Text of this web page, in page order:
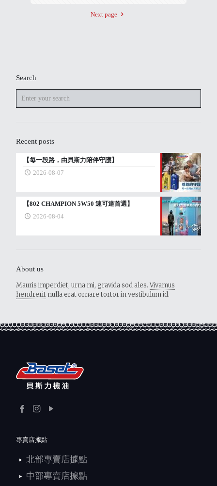
Next page
Search
Recent posts
【每一段路，由貝斯力陪伴守護】
2026-08-07
【802 CHAMPION 5W50 速可達首選】
2026-08-04
About us
Mauris imperdiet, urna mi, gravida sod ales.Vivamus
hendrerit nulla erat ornare tortor in vestibulum id.
專賣店據點
北部專賣店據點
中部專賣店據點